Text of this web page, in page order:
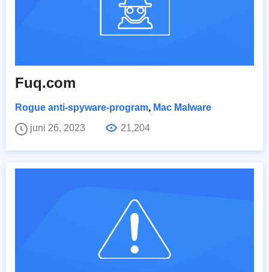
Fuq.com
Rogue anti-spyware-program, Mac Malware
juni 26, 2023
21,204